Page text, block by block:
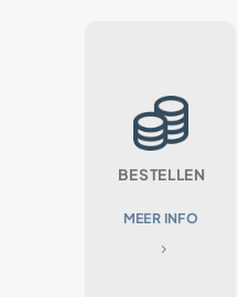
BESTELLEN
MEER INFO